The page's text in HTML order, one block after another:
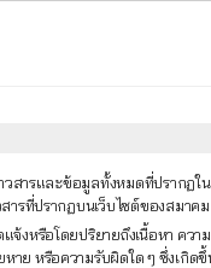
วสารและข้อมูลทั้งหมดที่ปรากฏ
รที่ปรากฏบนเว็บไซต์ของสมา
จ้งหรือโดยปริยายถึงเนื้อหา ค
าย หรือความรับผิดใด ๆ ซึ่งเกิ